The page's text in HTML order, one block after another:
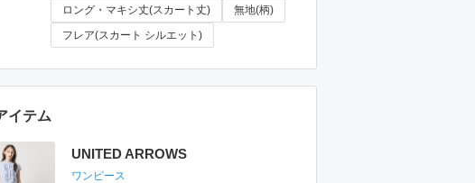
ロング・マキシ丈(スカート丈)
無地(柄)
フレア(スカート シルエット)
イテム
UNITED ARROWS
ワンピース